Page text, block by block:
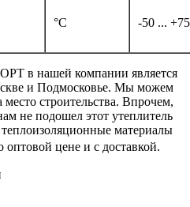
°С -50 ... +75
нашей компании является
и Подмосковье. Мы можем
место строительства. Впрочем,
не подошел этот утеплитель
материалы
цене и с доставкой.